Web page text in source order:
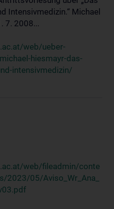
Intensivmedizin.“ Michael
7. 2008...
web/ueber-
hiesmayr-das-
intensivmedizin/
web/fileadmin/conte
05/Aviso_Wr_Ana_